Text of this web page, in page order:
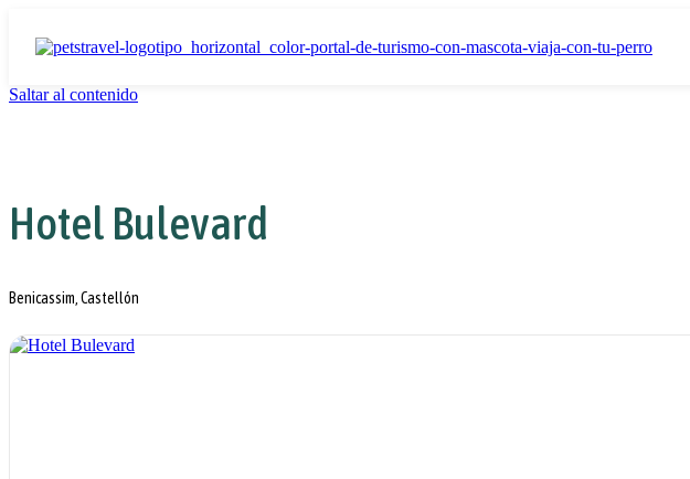
Saltar al contenido
Hotel Bulevard
Benicassim, Castellón